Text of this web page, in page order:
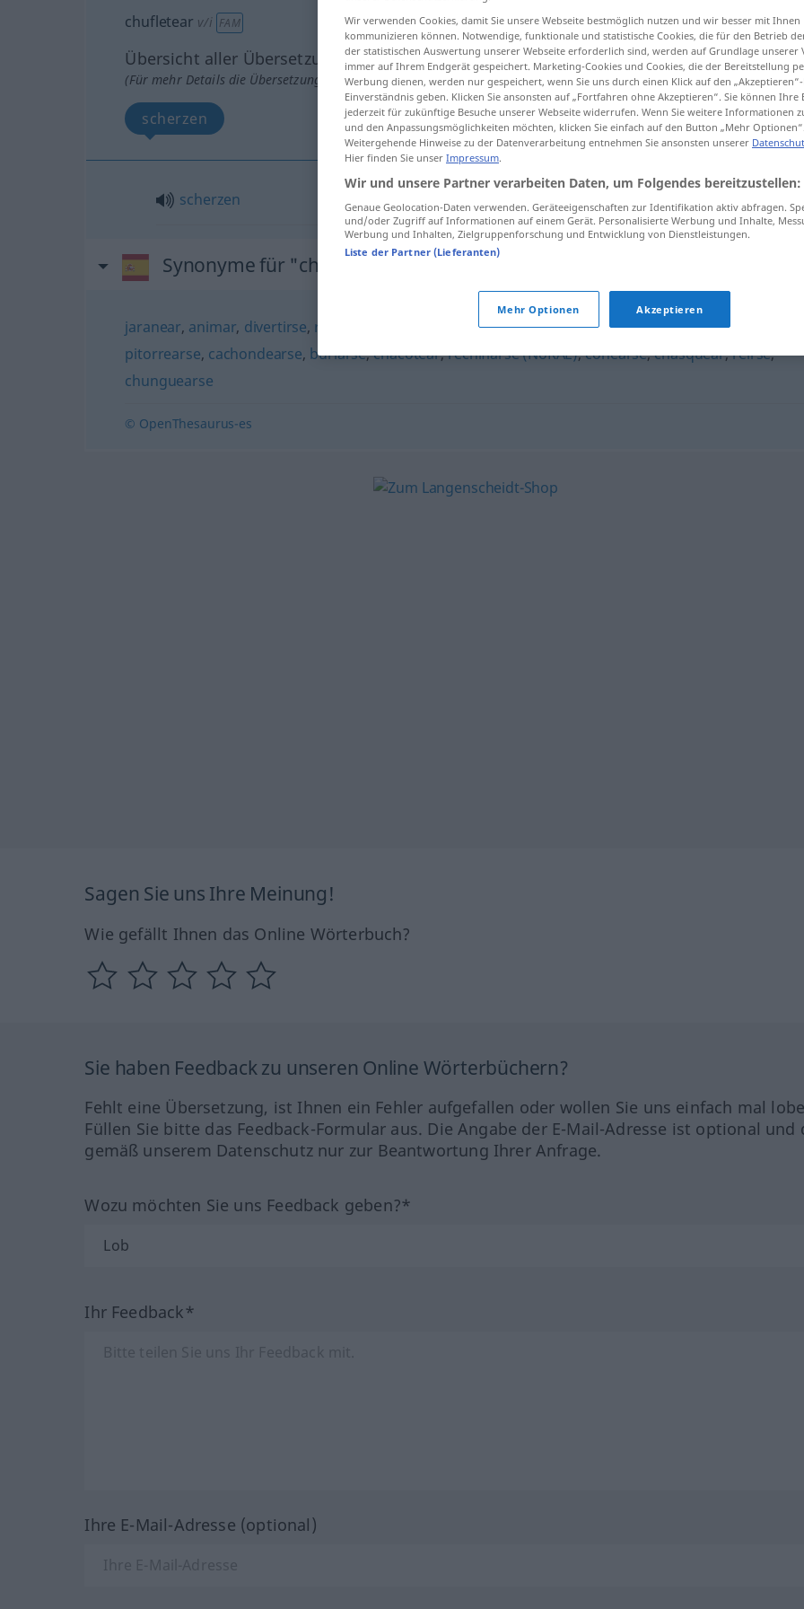
chufletear v/i FAM
Übersicht aller Übersetzungen
(Für mehr Details die Übersetzung anklicken/antippen)
scherzen
scherzen chufletear
Synonyme für "chufletear"
jaranear, animar, divertirse, regocijarse alborotar,chancear,guasearse,mofarse,
pitorrearse, cachondearse, burlarse,chacotear,rechiflarse (NoRAE),coñearse,chasquear,reírse,
chunguearse
© OpenThesaurus-es
Sagen Sie uns Ihre Meinung!
Wie gefällt Ihnen das Online Wörterbuch?
Sie haben Feedback zu unseren Online Wörterbüchern?
Fehlt eine Übersetzung, ist Ihnen ein Fehler aufgefallen oder wollen Sie uns einfach mal
Füllen Sie bitte das Feedback-Formular aus. Die Angabe der E-Mail-Adresse ist optional und
gemäß unserem Datenschutz nur zur Beantwortung Ihrer Anfrage.
Wozu möchten Sie uns Feedback geben?*
Ihr Feedback*
Ihre E-Mail-Adresse (optional)
Wir verwenden Cookies, damit Sie unsere Webseite bestmöglich nutzen und wir besser mit Ihnen
kommunizieren können. Notwendige, funktionale und statistische Cookies, die für den Betrieb
der statistischen Auswertung unserer Webseite erforderlich sind, werden auf Grundlage unserer
immer auf Ihrem Endgerät gespeichert. Marketing-Cookies und Cookies, die der Bereitstellung
Werbung dienen, werden nur gespeichert, wenn Sie uns durch einen Klick auf den
Einverständnis geben. Klicken Sie ansonsten auf „Fortfahren ohne Akzeptieren“. Sie können Ihre
jederzeit für zukünftige Besuche unserer Webseite widerrufen. Wenn Sie weitere Informationen
und den Anpassungsmöglichkeiten möchten, klicken Sie einfach auf den Button „Mehr Optionen“.
Weitergehende Hinweise zu der Datenverarbeitung entnehmen Sie ansonsten unserer
Hier finden Sie unser Impressum.
Wir und unsere Partner verarbeiten Daten, um Folgendes bereitzustellen:
Genaue Geolocation-Daten verwenden. Geräteeigenschaften zur Identifikation aktiv abfragen.
und/oder Zugriff auf Informationen auf einem Gerät. Personalisierte Werbung und Inhalte,
Werbung und Inhalten, Zielgruppenforschung und Entwicklung von Dienstleistungen.
Liste der Partner (Lieferanten)
Mehr Optionen Akzeptieren